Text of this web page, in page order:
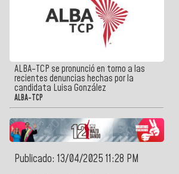
ALBA-TCP se pronunció en torno a las
recientes denuncias hechas por la
candidata Luisa González
ALBA-TCP
Publicado: 13/04/2025 11:28 PM